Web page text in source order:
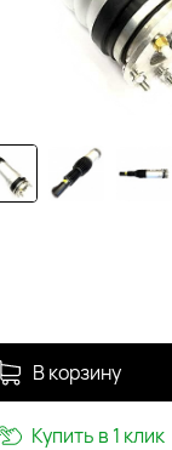
В корзину
Купить в 1 клик